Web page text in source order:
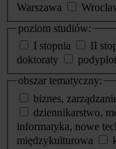
Warszawa
poziom studiów:
I stopnia
II
doktoraty
obszar tematyczny:
biznes,
dziennikarstwo,
informatyka, nowe
międzykulturowa